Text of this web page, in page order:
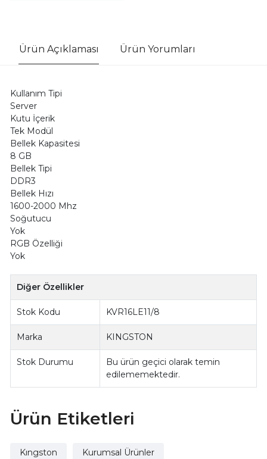
Ürün Açıklaması Ürün Yorumları
Kullanım Tipi
Server
Kutu İçerik
Tek Modül
Bellek Kapasitesi
8 GB
Bellek Tipi
DDR3
Bellek Hızı
1600-2000 Mhz
Soğutucu
Yok
RGB Özelliği
Yok
Diğer Özellikler
Stok Kodu KVR16LE11/8
Marka KINGSTON
Stok Durumu
Bu ürün geçici olarak temin
edilememektedir.
Ürün Etiketleri
Kıngston Kurumsal Ürünler